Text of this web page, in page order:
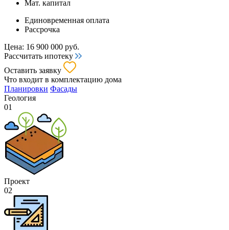
Мат. капитал
Единовременная оплата
Рассрочка
Цена: 16 900 000 руб.
Рассчитать ипотеку
Оставить заявку
Что входит в комплектацию дома
Планировки Фасады
Геология
01
Проект
02